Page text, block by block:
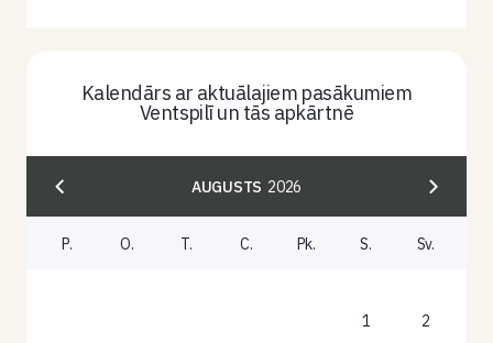
Kalendārs ar aktuālajiem pasākumiem
Ventspilī un tās apkārtnē
AUGUSTS 2026
P. O. T. C. Pk. S. Sv.
1 2